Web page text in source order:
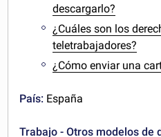
descargarlo?
¿Cuáles son los
teletrabajadores?
¿Cómo enviar una
País: España
Trabajo - Otros modelos de